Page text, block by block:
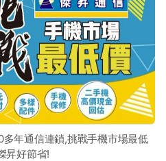
年通信連鎖,挑戰手機市場最低
昇好節省!